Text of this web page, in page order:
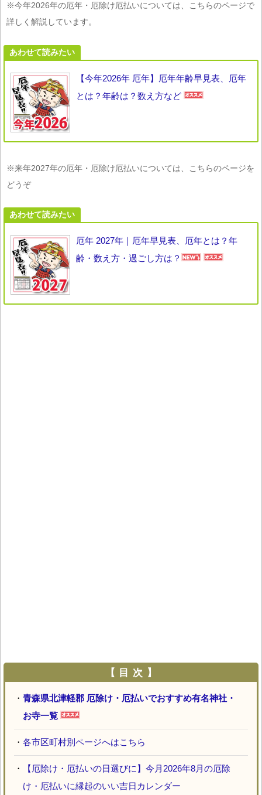
※今年2026年の厄年・厄除け厄払いについては、こちらのページで
詳しく解説しています。
あわせて読みたい
【今年2026年 厄年】厄年年齢早見表、厄年
とは？年齢は？数え方など
※来年2027年の厄年・厄除け厄払いについては、こちらのページを
どうぞ
あわせて読みたい
厄年 2027年｜厄年早見表、厄年とは？年
齢・数え方・過ごし方は？
【 目 次 】
・ 青森県北津軽郡 厄除け・厄払いでおすすめ有名神社・
お寺一覧
・ 各市区町村別ページへはこちら
・
【厄除け・厄払いの日選びに】今月2026年8月の厄除
け・厄払いに縁起のいい吉日カレンダー